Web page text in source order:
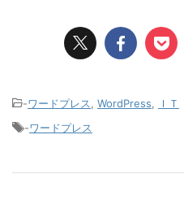
-ワードプレス, WordPress,
ＩＴ
-ワードプレス